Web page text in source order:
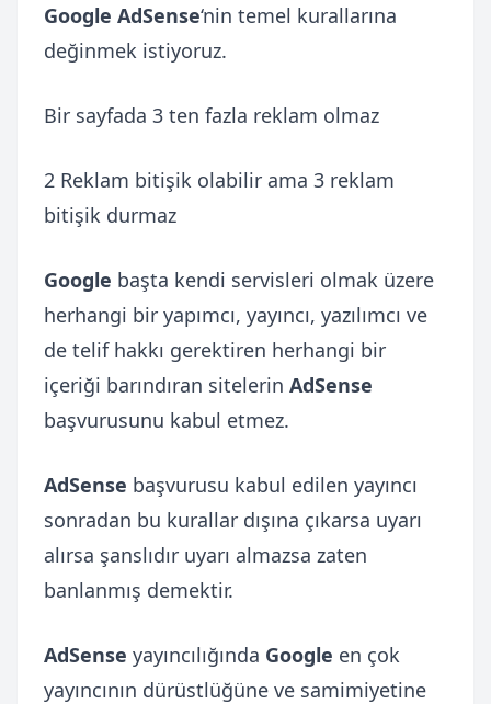
Google AdSense‘nin temel kurallarına
değinmek istiyoruz.
Bir sayfada 3 ten fazla reklam olmaz
2 Reklam bitişik olabilir ama 3 reklam
bitişik durmaz
Google başta kendi servisleri olmak üzere
herhangi bir yapımcı, yayıncı, yazılımcı ve
de telif hakkı gerektiren herhangi bir
içeriği barındıran sitelerin AdSense
başvurusunu kabul etmez.
AdSense başvurusu kabul edilen yayıncı
sonradan bu kurallar dışına çıkarsa uyarı
alırsa şanslıdır uyarı almazsa zaten
banlanmış demektir.
AdSense yayıncılığında Google en çok
yayıncının dürüstlüğüne ve samimiyetine